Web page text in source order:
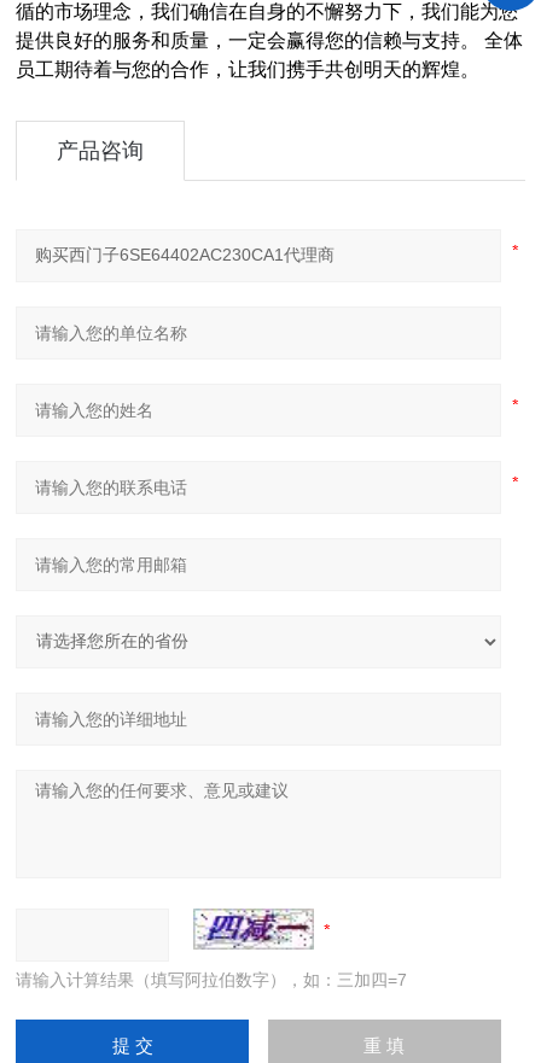
循的市场理念，我们确信在自身的不懈努力下，我们能为您
提供良好的服务和质量，一定会赢得您的信赖与支持。 全体
员工期待着与您的合作，让我们携手共创明天的辉煌。
产品咨询
请输入计算结果（填写阿拉伯数字），如：三加四=7